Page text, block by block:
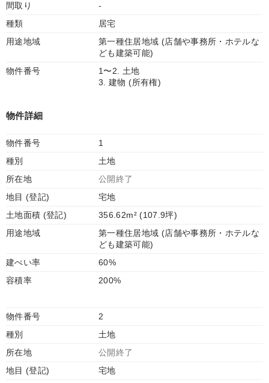
間取り
-
種類
居宅
用途地域
第一種住居地域 (店舗や事務所・ホテルな
ども建築可能)
物件番号
1〜2. 土地
3. 建物 (所有権)
物件詳細
物件番号
1
種別
土地
所在地
公開終了
地目 (登記)
宅地
土地面積 (登記)
356.62m² (107.9坪)
用途地域
第一種住居地域 (店舗や事務所・ホテルな
ども建築可能)
建ぺい率
60%
容積率
200%
物件番号
2
種別
土地
所在地
公開終了
地目 (登記)
宅地